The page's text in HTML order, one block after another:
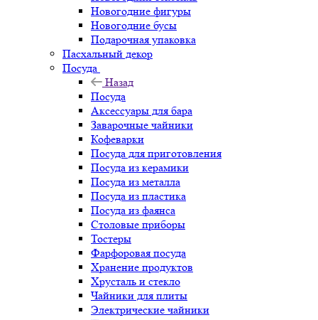
Новогодние фигуры
Новогодние бусы
Подарочная упаковка
Пасхальный декор
Посуда
Назад
Посуда
Аксессуары для бара
Заварочные чайники
Кофеварки
Посуда для приготовления
Посуда из керамики
Посуда из металла
Посуда из пластика
Посуда из фаянса
Столовые приборы
Тостеры
Фарфоровая посуда
Хранение продуктов
Хрусталь и стекло
Чайники для плиты
Электрические чайники